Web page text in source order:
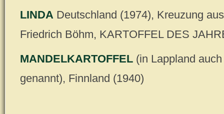
LINDA Deutschland (1974), Kreuzung
Friedrich Böhm, KARTOFFEL DES
MANDELKARTOFFEL (in Lappland
genannt), Finnland (1940)